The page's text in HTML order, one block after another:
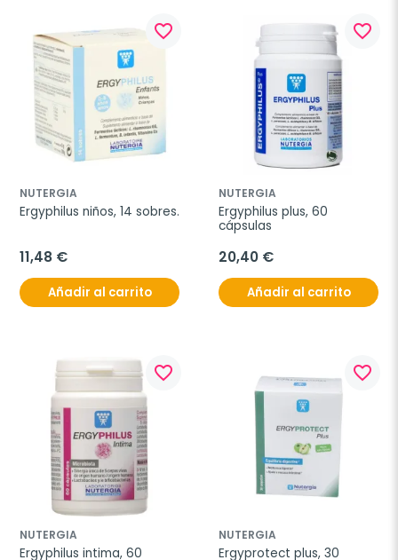
favorite_border
NUTERGIA
Ergyphilus niños, 14 sobres.
11,48 €
Añadir al carrito
favorite_border
NUTERGIA
Ergyphilus plus, 60
cápsulas
20,40 €
Añadir al carrito
favorite_border
NUTERGIA
Ergyphilus intima, 60
favorite_border
NUTERGIA
Ergyprotect plus, 30